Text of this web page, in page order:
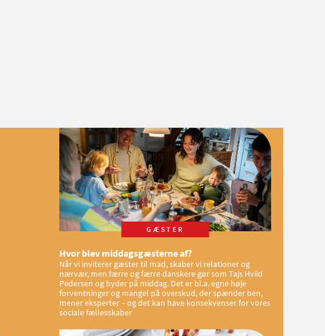
GÆSTER
Hvor blev middagsgæsterne af?
Når vi inviterer gæster til mad, skaber vi relationer og
nærvær, men færre og færre danskere gør som Tajs Hviid
Pedersen og byder på middag. Det er bl.a. egne høje
forventninger og mangel på overskud, der spænder ben,
mener eksperter – og det kan have konsekvenser for vores
sociale fællesskaber